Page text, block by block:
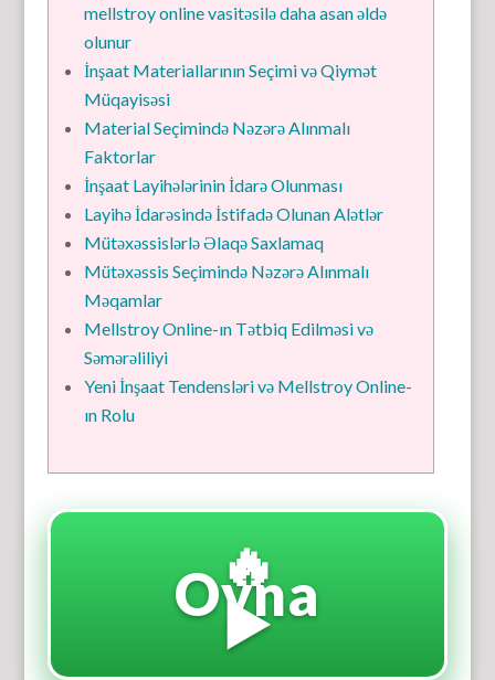
mellstroy online vasitəsilə daha asan əldə
olunur
İnşaat Materiallarının Seçimi və Qiymət
Müqayisəsi
Material Seçimində Nəzərə Alınmalı
Faktorlar
İnşaat Layihələrinin İdarə Olunması
Layihə İdarəsində İstifadə Olunan Alətlər
Mütəxəssislərlə Əlaqə Saxlamaq
Mütəxəssis Seçimində Nəzərə Alınmalı
Məqamlar
Mellstroy Online-ın Tətbiq Edilməsi və
Səmərəliliyi
Yeni İnşaat Tendensləri və Mellstroy Online-
ın Rolu
🔥
Oyna
▶️